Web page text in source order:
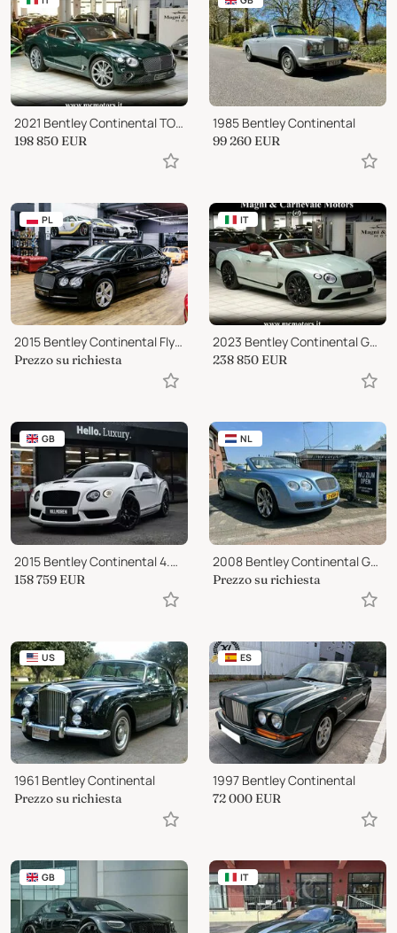
2021 Bentley Continental TOURING SPECS|NIGHT VIEW|21''|TETTO
198 850 EUR
1985 Bentley Continental
99 260 EUR
PL
2015 Bentley Continental Flying Spur W12
Prezzo su richiesta
IT
2023 Bentley Continental GTC V12 SPEED|22''|NAIM AUDIO|ROTATING DISPLAY|BL
238 850 EUR
GB
2015 Bentley Continental 4.0 GT3-R V8
158 759 EUR
NL
2008 Bentley Continental GTC 6.0 W12 Cabriolet Youngtimer!!
Prezzo su richiesta
US
1961 Bentley Continental
Prezzo su richiesta
ES
1997 Bentley Continental
72 000 EUR
GB IT